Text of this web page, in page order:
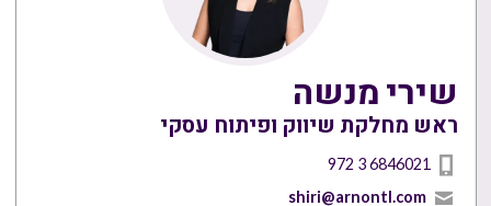
שירי מנשה
ראש מחלקת שיווק ופיתוח עסקי
972 3 6846021
shiri@arnontl.com